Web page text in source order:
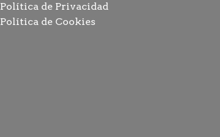
Política de Privacidad
Política de Cookies